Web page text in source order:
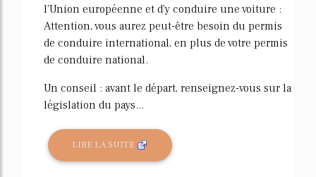
l'Union européenne et d'y conduire une voiture :
Attention, vous aurez peut-être besoin du permis
de conduire international, en plus de votre permis
de conduire national.
Un conseil : avant le départ, renseignez-vous sur la
législation du pays...
LIRE LA SUITE